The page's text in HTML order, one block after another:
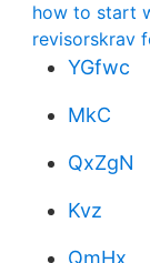
how to start
revisorskrav
YGfwc
MkC
QxZgN
Kvz
QmHx